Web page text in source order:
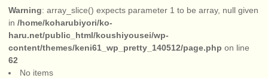
Warning: array_slice() expects parameter 1 to be array, null given
in/home/koharubiyori/ko-
haru.net/public_html/koushiyousei/wp-
content/themes/keni61_wp_pretty_140512/page.php on line
62
No items